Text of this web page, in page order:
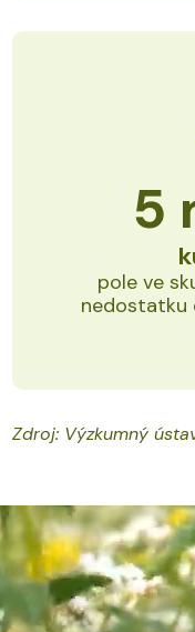
5
pole ve
nedostatku
Zdroj: Výzkumný